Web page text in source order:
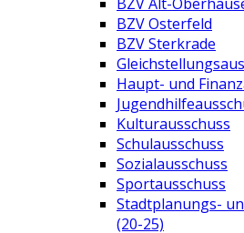
BZV Osterfeld
BZV Sterkrade
Haupt- und
Kulturausschuss
Schulausschuss
Sozialausschuss
Sportausschuss
Stadtplanungs-
(20-25)